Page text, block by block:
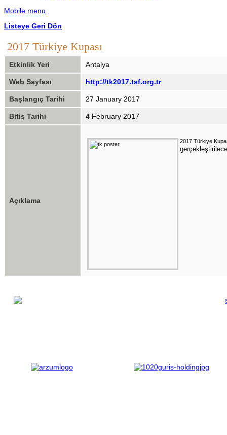
Mobile menu
Listeye Geri Dön
2017 Türkiye Kupası
Etkinlik Yeri Antalya
Web Sayfası http://tk2017.tsf.org.tr
Başlangıç Tarihi 27 January 2017
Bitiş Tarihi 4 February 2017
Açıklama
2017 Türkiye Kupa